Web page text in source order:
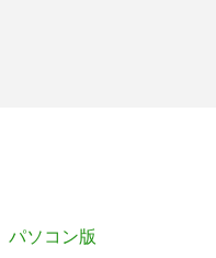
パソコン版